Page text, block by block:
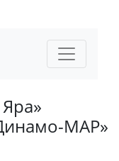
МАР»